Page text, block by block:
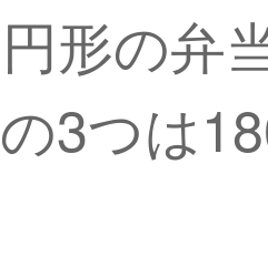
形の弁
3つは